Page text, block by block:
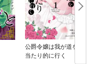
公爵令嬢は我が道を場
当たり的に行く